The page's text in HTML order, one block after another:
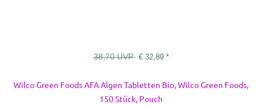
38,70UVP €32,89 *
Wilco Green Foods AFA Algen Tabletten Bio, Wilco Green Foods,
150 Stück, Pouch